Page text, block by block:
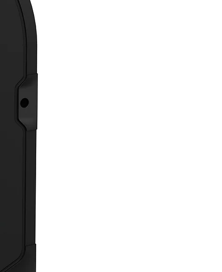
de estado: parpadea cuando
movimiento; en función de la
durante el
normal o solo durante la
de funcionamiento.
adicionales de la versión
manejar manualmente con el
a distancia IR
KNXPMFBIR
funcionales para la detección
con 2 salidas cada uno.
funcionales conmutables, p. ej.
modo diurno/nocturno.
PIR se pueden evaluar
del sensor de
con 3 valores límite.
de luz dependiente del
cambio de consigna en
y configuración
para encendido, apagado y